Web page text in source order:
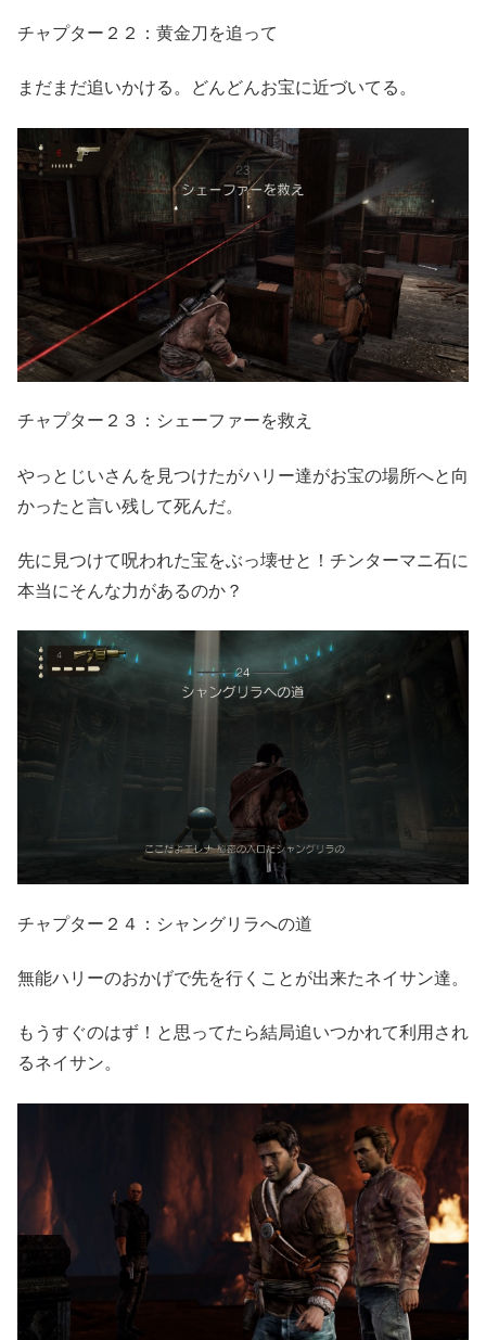
チャプター２２：黄金刀を追って
まだまだ追いかける。どんどんお宝に近づいてる。
チャプター２３：シェーファーを救え
やっとじいさんを見つけたがハリー達がお宝の場所へと向
かったと言い残して死んだ。
先に見つけて呪われた宝をぶっ壊せと！チンターマニ石に
本当にそんな力があるのか？
チャプター２４：シャングリラへの道
無能ハリーのおかげで先を行くことが出来たネイサン達。
もうすぐのはず！と思ってたら結局追いつかれて利用され
るネイサン。